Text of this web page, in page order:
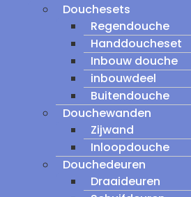
Douchesets
Regendouche
Handdoucheset
Inbouw douche
inbouwdeel
Buitendouche
Douchewanden
Zijwand
Inloopdouche
Douchedeuren
Draaideuren